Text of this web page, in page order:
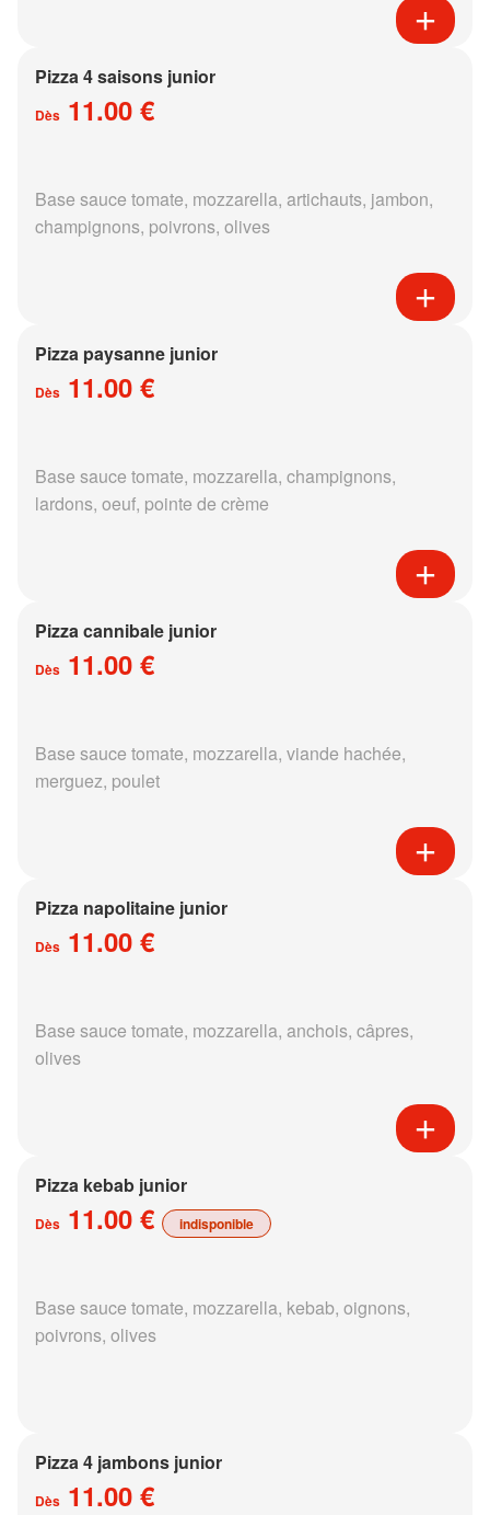
Pizza 4 saisons junior
Dès 11.00 €
Base sauce tomate, mozzarella, artichauts, jambon,
champignons, poivrons, olives
Pizza paysanne junior
Dès 11.00 €
Base sauce tomate, mozzarella, champignons,
lardons, oeuf, pointe de crème
Pizza cannibale junior
Dès 11.00 €
Base sauce tomate, mozzarella, viande hachée,
merguez, poulet
Pizza napolitaine junior
Dès 11.00 €
Base sauce tomate, mozzarella, anchois, câpres,
olives
Pizza kebab junior
Dès 11.00 € indisponible
Base sauce tomate, mozzarella, kebab, oignons,
poivrons, olives
Pizza 4 jambons junior
Dès 11.00 €